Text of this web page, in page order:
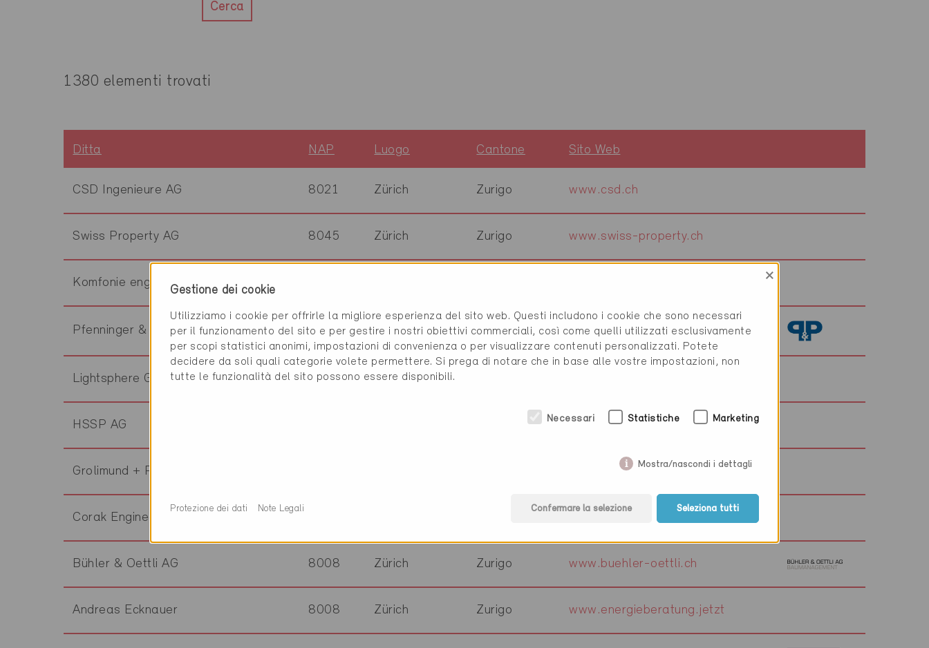
Cerca
1380 elementi trovati
Ditta NAP Luogo Cantone Sito Web
CSD Ingenieure AG 8021 Zürich Zurigo www.csd.ch
Swiss Property AG 8045 Zürich Zurigo www.swiss-property.ch
Komfonie engineering AG
Pfenninger & Partner AG 8045 Zürich Zurigo www.pfenninger-partner.com
Lightsphere GmbH 8005 Zürich
HSSP AG www.hssp.ch
Grolimund + Partner AG
Corak Engineering
Bühler & Oettli AG 8008 Zürich Zurigo www.buehler-oettli.ch
Andreas Ecknauer 8008 Zürich Zurigo www.energieberatung.jetzt
Gestione dei cookie
×
Utilizziamo i cookie per offrirle la migliore esperienza del sito web. Questi includono i cookie che sono necessari
per il funzionamento del sito e per gestire i nostri obiettivi commerciali, così come quelli utilizzati esclusivamente
per scopi statistici anonimi, impostazioni di convenienza o per visualizzare contenuti personalizzati. Potete
decidere da soli quali categorie volete permettere. Si prega di notare che in base alle vostre impostazioni, non
tutte le funzionalità del sito possono essere disponibili.
Necessari Statistiche Marketing
Mostra/nascondi i dettagli
Confermare la selezione Seleziona tutti
Protezione dei dati Note Legali